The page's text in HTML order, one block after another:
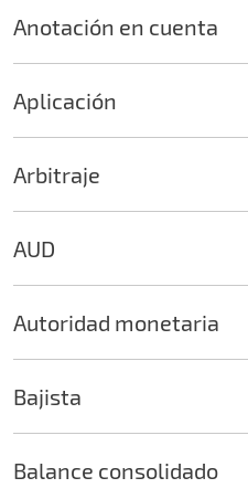
Anotación en cuenta
Aplicación
Arbitraje
AUD
Autoridad monetaria
Bajista
Balance consolidado